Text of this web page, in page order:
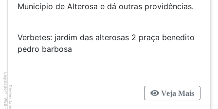
Município de Alterosa e dá outras providências.
Verbetes: jardim das alterosas 2 praça benedito
pedro barbosa
Veja Mais
Direitos Autorais
Legislador
®